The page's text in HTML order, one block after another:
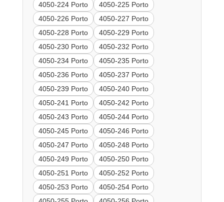
4050-224 Porto
4050-225 Porto
4050-226 Porto
4050-227 Porto
4050-228 Porto
4050-229 Porto
4050-230 Porto
4050-232 Porto
4050-234 Porto
4050-235 Porto
4050-236 Porto
4050-237 Porto
4050-239 Porto
4050-240 Porto
4050-241 Porto
4050-242 Porto
4050-243 Porto
4050-244 Porto
4050-245 Porto
4050-246 Porto
4050-247 Porto
4050-248 Porto
4050-249 Porto
4050-250 Porto
4050-251 Porto
4050-252 Porto
4050-253 Porto
4050-254 Porto